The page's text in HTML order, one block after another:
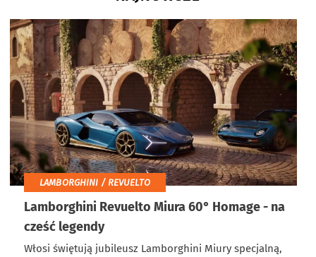
LAMBORGHINI / REVUELTO
Lamborghini Revuelto Miura 60° Homage - na
cześć legendy
Włosi świętują jubileusz Lamborghini Miury specjalną,